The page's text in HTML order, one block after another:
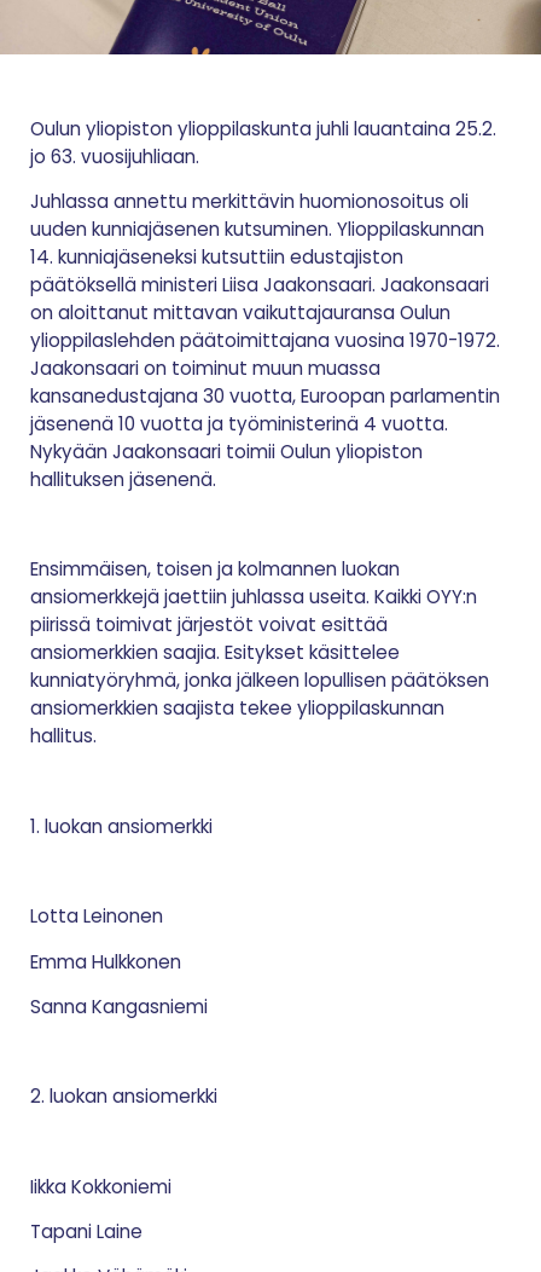
Oulun yliopiston ylioppilaskunta juhli lauantaina 25.2.
jo 63. vuosijuhliaan.
Juhlassa annettu merkittävin huomionosoitus oli
uuden kunniajäsenen kutsuminen. Ylioppilaskunnan
14. kunniajäseneksi kutsuttiin edustajiston
päätöksellä ministeri Liisa Jaakonsaari. Jaakonsaari
on aloittanut mittavan vaikuttajauransa Oulun
ylioppilaslehden päätoimittajana vuosina 1970-1972.
Jaakonsaari on toiminut muun muassa
kansanedustajana 30 vuotta, Euroopan parlamentin
jäsenenä 10 vuotta ja työministerinä 4 vuotta.
Nykyään Jaakonsaari toimii Oulun yliopiston
hallituksen jäsenenä.
Ensimmäisen, toisen ja kolmannen luokan
ansiomerkkejä jaettiin juhlassa useita. Kaikki OYY:n
piirissä toimivat järjestöt voivat esittää
ansiomerkkien saajia. Esitykset käsittelee
kunniatyöryhmä, jonka jälkeen lopullisen päätöksen
ansiomerkkien saajista tekee ylioppilaskunnan
hallitus.
1. luokan ansiomerkki
Lotta Leinonen
Emma Hulkkonen
Sanna Kangasniemi
2. luokan ansiomerkki
Iikka Kokkoniemi
Tapani Laine